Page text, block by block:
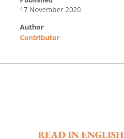
17 November 2020
author
Contributor
READ IN ENGLISH